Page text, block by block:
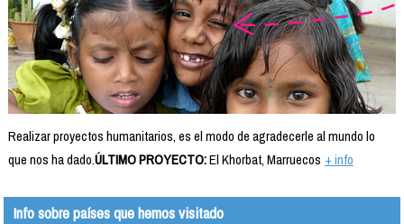
Realizar proyectos humanitarios, es el modo de agradecerle al mundo lo
que nos ha dado.ÚLTIMO PROYECTO:El Khorbat, Marruecos + info
Info sobre países que hemos visitado